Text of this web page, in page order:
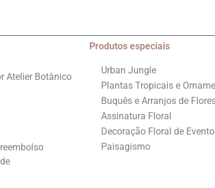
Atelier Botânico
Produtos especiais
Urban Jungle
Plantas Tropicais e
Buquês e Arranjos de
Assinatura Floral
Decoração Floral de
Paisagismo